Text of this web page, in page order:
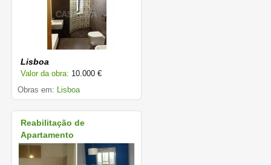
Lisboa
Valor da obra: 10.000 €
Obras em: Lisboa
Reabilitação de
Apartamento